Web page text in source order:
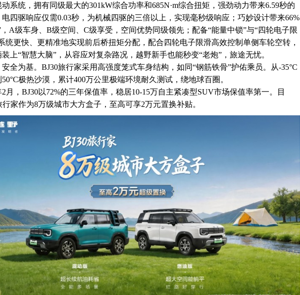
系统，拥有同级最大的301kW综合功率和685N·m综合扭矩，强劲动力带来6.59秒的
四驱响应仅需0.03秒，为机械四驱的三倍以上，实现毫秒级响应；巧妙设计带来66%
，A级车身、B级空间、C级享受，空间优势同级领先；配备“能量中锁”与“四轮电子限
统更快、更精准地实现前后桥扭矩分配，配合四轮电子限滑高效控制单侧车轮空转，
上“智慧大脑”，从容应对复杂路况，越野新手也能秒变“老炮”，旅途无忧。
全为基。BJ30旅行家采用高强度笼式车身结构，如同“钢筋铁骨”护佑乘员。从-35°C
极热沙漠，累计400万公里极端环境耐久测试，绕地球百圈。
2月，BJ30以72%的三年保值率，稳居10-15万自主紧凑型SUV市场保值率第一。目
行家作为8万级城市大方盒子，至高可享2万元置换补贴。